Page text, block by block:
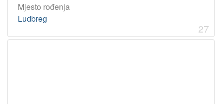
Mjesto rođenja
Ludbreg
27